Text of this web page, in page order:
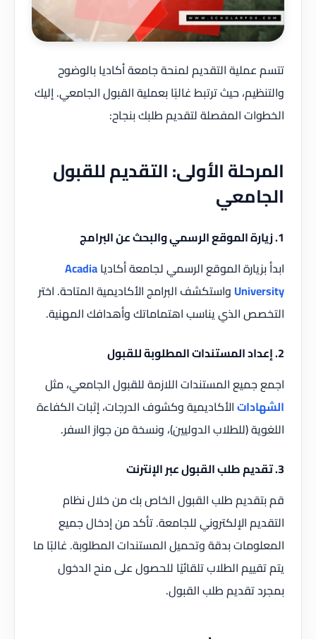
تتسم عملية التقديم لمنحة جامعة أكاديا بالوضوح
والتنظيم، حيث ترتبط غالبًا بعملية القبول الجامعي. إليك
الخطوات المفصلة لتقديم طلبك بنجاح:
المرحلة الأولى: التقديم للقبول
الجامعي
1. زيارة الموقع الرسمي والبحث عن البرامج
ابدأ بزيارة الموقع الرسمي لجامعة أكادياAcadia
University واستكشف البرامج الأكاديمية المتاحة. اختر
التخصص الذي يناسب اهتماماتك وأهدافك المهنية.
2. إعداد المستندات المطلوبة للقبول
اجمع جميع المستندات اللازمة للقبول الجامعي، مثل
الشهاداتالأكاديمية وكشوف الدرجات، إثبات الكفاءة
اللغوية (للطلاب الدوليين)، ونسخة من جواز السفر.
3. تقديم طلب القبول عبر الإنترنت
قم بتقديم طلب القبول الخاص بك من خلال نظام
التقديم الإلكتروني للجامعة. تأكد من إدخال جميع
المعلومات بدقة وتحميل المستندات المطلوبة. غالبًا ما
يتم تقييم الطلاب تلقائيًا للحصول على منح الدخول
بمجرد تقديم طلب القبول.